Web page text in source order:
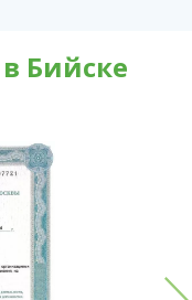
Бийске